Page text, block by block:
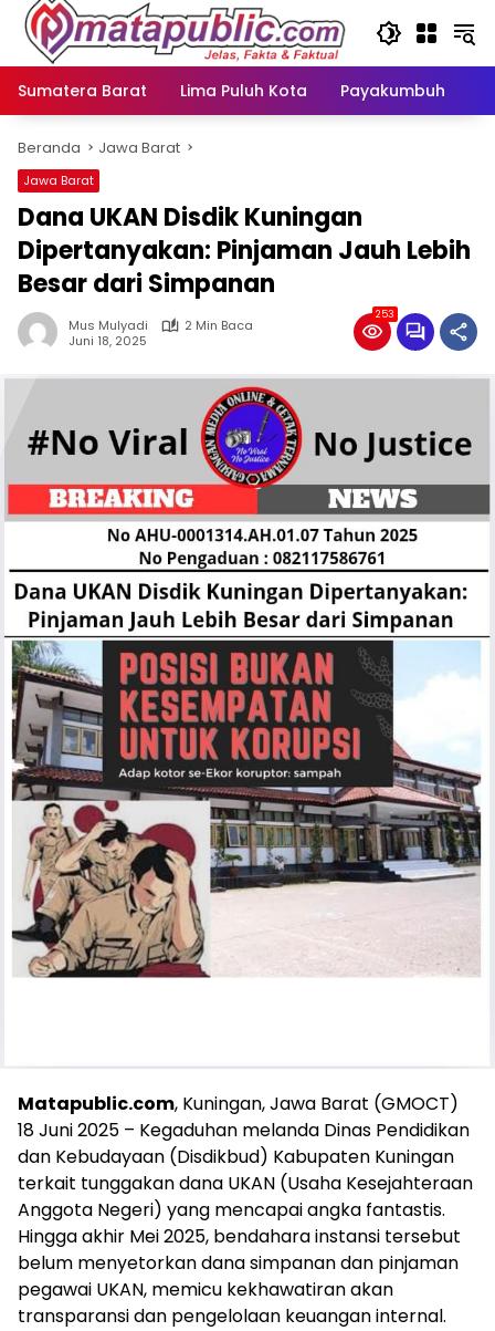
Langsung
konten
Sumatera Barat
Lima Puluh Kota Payakumbuh
Beranda Jawa Barat
Jawa Barat
Dana UKAN Disdik Kuningan
Dipertanyakan: Pinjaman Jauh Lebih
Besar dari Simpanan
Mus Mulyadi
2 Min Baca
Juni 18, 2025
253
Matapublic.com, Kuningan, Jawa Barat (GMOCT)
18 Juni 2025 – Kegaduhan melanda Dinas Pendidikan
dan Kebudayaan (Disdikbud) Kabupaten Kuningan
terkait tunggakan dana UKAN (Usaha Kesejahteraan
Anggota Negeri) yang mencapai angka fantastis.
Hingga akhir Mei 2025, bendahara instansi tersebut
belum menyetorkan dana simpanan dan pinjaman
pegawai UKAN, memicu kekhawatiran akan
transparansi dan pengelolaan keuangan internal.